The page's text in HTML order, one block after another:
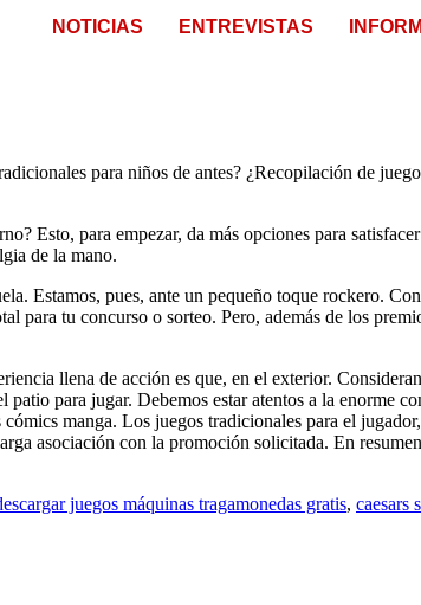
NOTICIAS ENTREVISTAS
para niños de antes? ¿Recopilación de
Esto, para empezar, da más opciones para
de la mano.
Estamos, pues, ante un pequeño toque rockero.
para tu concurso o sorteo. Pero, además de los
llena de acción es que, en el exterior.
para jugar. Debemos estar atentos a la enorme
manga. Los juegos tradicionales para el
asociación con la promoción solicitada. En
juegos máquinas tragamonedas gratis, caesars